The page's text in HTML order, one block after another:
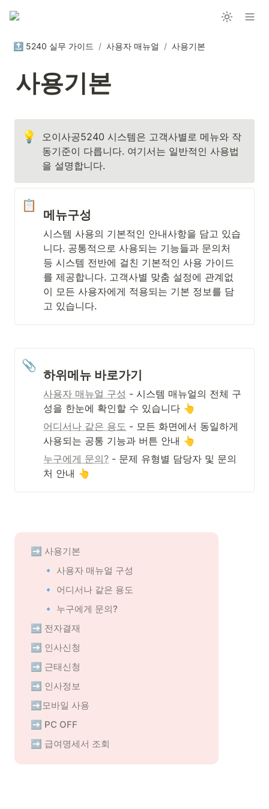
🔝 5240 실무 가이드 / 사용자 매뉴얼 / 사용기본
사용기본
💡
오이사공5240 시스템은 고객사별로 메뉴와 작
동기준이 다릅니다. 여기서는 일반적인 사용법
을 설명합니다.
📋
메뉴구성
시스템 사용의 기본적인 안내사항을 담고 있습
니다. 공통적으로 사용되는 기능들과 문의처
등 시스템 전반에 걸친 기본적인 사용 가이드
를 제공합니다. 고객사별 맞춤 설정에 관계없
이 모든 사용자에게 적용되는 기본 정보를 담
고 있습니다.
📎
하위메뉴 바로가기
사용자 매뉴얼 구성 - 시스템 매뉴얼의 전체 구
성을 한눈에 확인할 수 있습니다 👆
어디서나 같은 용도 - 모든 화면에서 동일하게
사용되는 공통 기능과 버튼 안내 👆
누구에게 문의? - 문제 유형별 담당자 및 문의
처 안내 👆
➡️ 사용기본
🔹 사용자 매뉴얼 구성
🔹 어디서나 같은 용도
🔹 누구에게 문의?
➡️ 전자결재
➡️ 인사신청
➡️ 근태신청
➡️ 인사정보
➡️모바일 사용
➡️ PC OFF
➡️ 급여명세서 조회